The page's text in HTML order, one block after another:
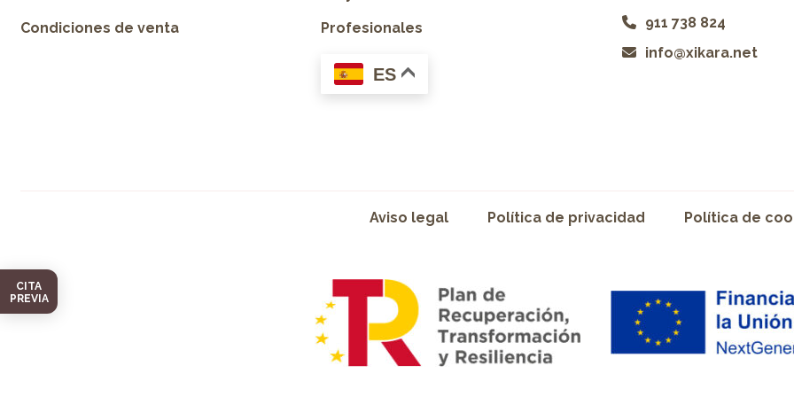
CITA
PREVIA
Condiciones de venta Profesionales
ES
911 738 824
info@xikara.net
Aviso legal Política de privacidad Política de